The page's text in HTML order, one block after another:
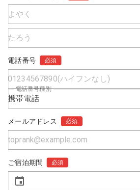
電話番号 必須
携帯電話
電話番号種別
メールアドレス 必須
ご宿泊期間 必須